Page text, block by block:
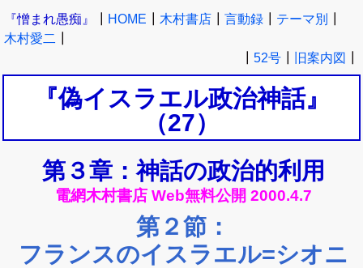
『憎まれ愚痴』 HOME 木村書店 言動録 テーマ別
木村愛二
52号 旧案内図
『偽イスラエル政治神話』
（27）
第３章：神話の政治的利用
電網木村書店 Web無料公開 2000.4.7
第２節：
フランスのイスラエル=シオニ